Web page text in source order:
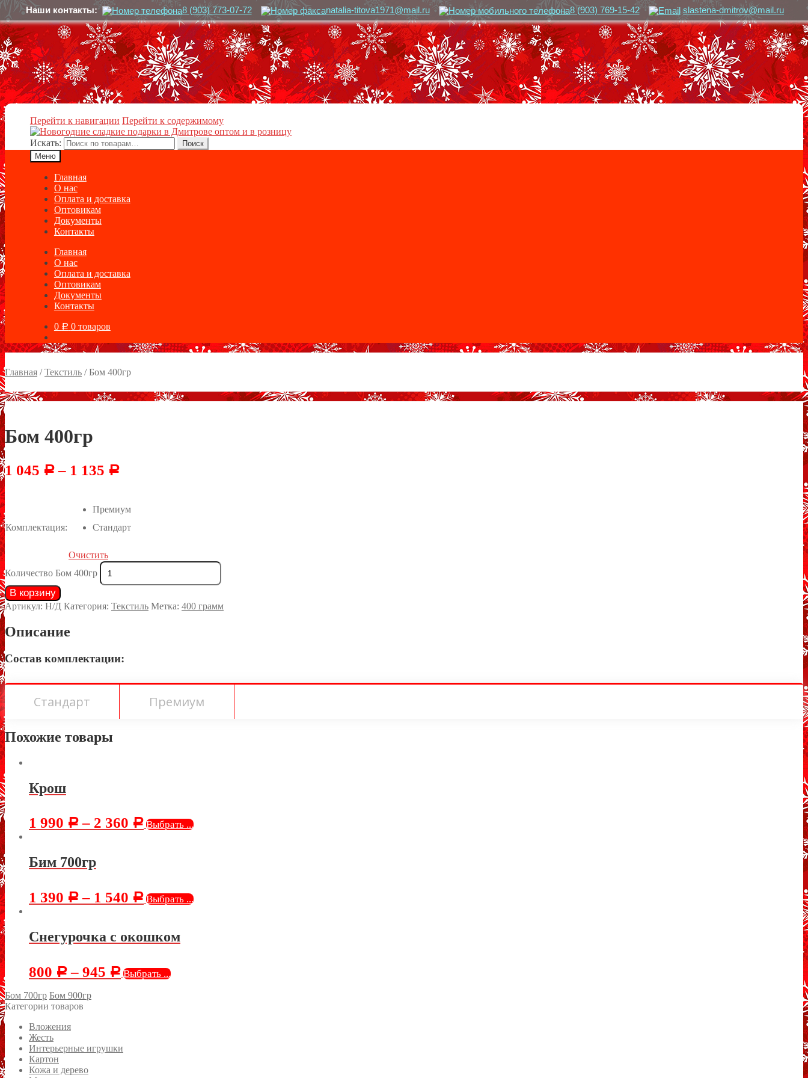
Наши контакты: 8 (903) 773-07-72 natalia-titova1971@mail.ru 8 (903) 769-15-42 slastena-dmitrov@mail.ru
Перейти к навигации Перейти к содержимому
Искать:
Поиск
Меню
Главная
О нас
Оплата и доставка
Оптовикам
Документы
Контакты
Главная
О нас
Оплата и доставка
Оптовикам
Документы
Контакты
0 Р 0 товаров
Главная /Текстиль /Бом 400гр
Бом 400гр
1 045 Р – 1 135 Р
Комплектация:
Премиум
Стандарт
Очистить
Количество Бом 400гр
В корзину
Артикул: Н/Д Категория: Текстиль Метка: 400 грамм
Описание
Состав комплектации:
Стандарт Премиум
Похожие товары
Крош
1 990 Р – 2 360 Р Выбрать ...
Бим 700гр
1 390 Р – 1 540 Р Выбрать ...
Снегурочка с окошком
800 Р – 945 Р Выбрать ...
Бом 700гр Бом 900гр
Категории товаров
Вложения
Жесть
Интерьерные игрушки
Картон
Кожа и дерево